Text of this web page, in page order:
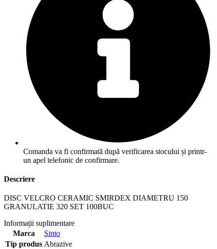
Comanda va fi confirmată după verificarea stocului și printr-
un apel telefonic de confirmare.
Descriere
DISC VELCRO CERAMIC SMIRDEX DIAMETRU 150
GRANULATIE 320 SET 100BUC
Informații suplimentare
Marca
Sinto
Tip produs Abrazive